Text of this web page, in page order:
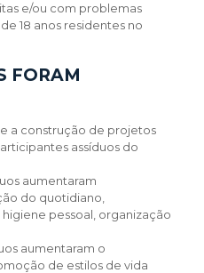
e/ou com problemas
18 anos residentes no
FORAM
a construção de projetos
assíduos do
aumentaram
do quotidiano,
pessoal, organização
aumentaram o
de estilos de vida